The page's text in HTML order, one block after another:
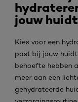
jouw
Kies voor een
past bij jouw
behoefte hebben
meer aan een
gehydrateerde